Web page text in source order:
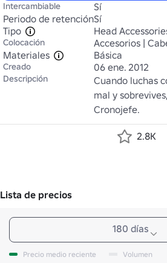
Intercambiable
Sí
Periodo de retenciónSí
Tipo
Head
Colocación
Accesorios |
Materiales
Básica
Creado 06 ene. 2012
Descripción
Cuando luchas
mal y
Cronojefe.
2.8K
Lista de precios
180 días
Precio medio reciente Volumen